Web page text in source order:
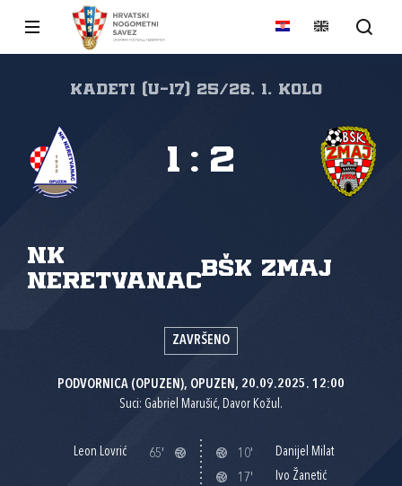
Kadeti (U-17) 25/26, 1. kolo
NK
Neretvanac
BŠK Zmaj
1 : 2
ZAVRŠENO
PODVORNICA (OPUZEN), OPUZEN, 20.09.2025. 12:00
Suci: Gabriel Marušić, Davor Kožul.
Leon Lovrić 65' 10'
Danijel Milat
17'
Ivo Žanetić